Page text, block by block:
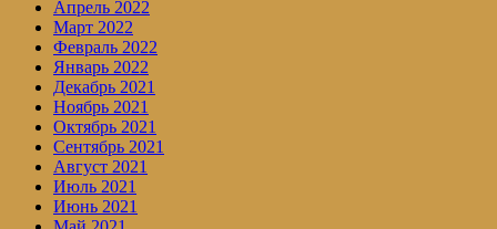
Апрель 2022
Март 2022
Февраль 2022
Январь 2022
Декабрь 2021
Ноябрь 2021
Октябрь 2021
Сентябрь 2021
Август 2021
Июль 2021
Июнь 2021